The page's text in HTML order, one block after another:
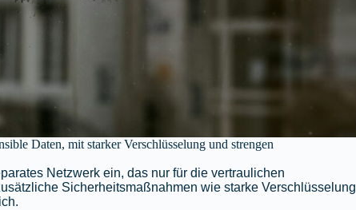
Daten, mit starker Verschlüsselung und strengen
Netzwerk ein, das nur für die vertraulichen
Sicherheitsmaßnahmen wie starke Verschlüsselung